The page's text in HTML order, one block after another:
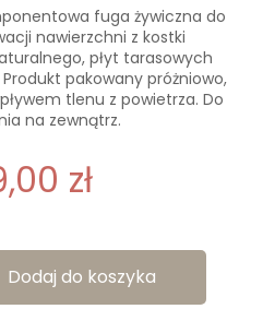
fuga żywiczna do
nawierzchni z kostki
płyt tarasowych
pakowany próżniowo,
tlenu z powietrza. Do
na zewnątrz.
zł
Dodaj do koszyka